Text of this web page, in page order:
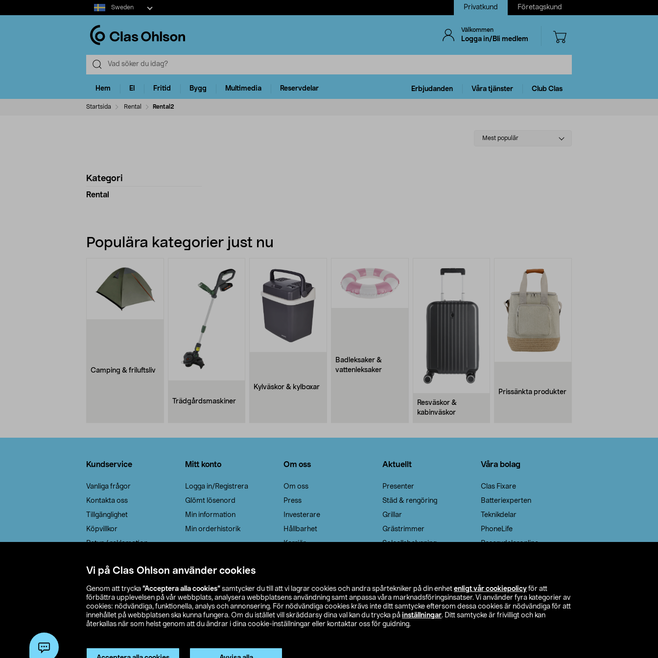
Vi på Clas Ohlson använder cookies
Genom att trycka ”Acceptera alla cookies” samtycker du till att vi lagrar cookies och andra spårtekniker på din enhet enligt vår cookiepolicy för att
förbättra upplevelsen på vår webbplats, analysera webbplatsens användning samt anpassa våra marknadsföringsinsatser. Vi använder fyra kategorier av
cookies: nödvändiga, funktionella, analys och annonsering. För nödvändiga cookies krävs inte ditt samtycke eftersom dessa cookies är nödvändiga för att
innehållet på webbplatsen ska kunna fungera. Om du istället vill skräddarsy dina val kan du trycka på inställningar. Ditt samtycke är frivilligt och kan
återkallas när som helst genom att du ändrar i dina cookie-inställningar eller kontaktar oss för guidning.
Select
market
Sweden Privatkund Företagskund
Välkommen
Logga in/Bli medlem
Hem El Fritid Bygg Multimedia Reservdelar Erbjudanden Våra tjänster Club Clas
Startsida Rental Rental2
Select
Mest populär
Förfina
produkter
Kategori
Rental
Populära kategorier just nu
Camping & friluftsliv
Trädgårdsmaskiner
Kylväskor & kylboxar
Badleksaker &
vattenleksaker
Resväskor &
kabinväskor
Prissänkta produkter
Kundservice
Vanliga frågor
Kontakta oss
Tillgänglighet
Köpvillkor
Retur / reklamation
Cookie policy
Leveransalternativ
Mitt konto
Logga in/Registrera
Glömt lösenord
Min information
Min orderhistorik
Om oss
Om oss
Press
Investerare
Hållbarhet
Karriär
Aktuellt
Presenter
Städ & rengöring
Grillar
Grästrimmer
Solcellsbelysning
Våra bolag
Clas Fixare
Batteriexperten
Teknikdelar
PhoneLife
Reservdelaronline
© 2026 Clas Ohlson